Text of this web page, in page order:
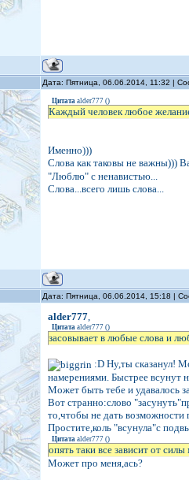
Дата: Пятница, 06.06.2014, 11:32 |
Цитата alder777 ()
Каждый человек любое
Именно)))
Слова как таковы не важны)))
"Люблю" с ненавистью...
Слова...всего лишь слова...
Дата: Пятница, 06.06.2014, 15:18 |
alder777,
Цитата alder777 ()
засовывает в любые слова и
:D Ну,ты сказанул!
намерениями. Быстрее всунут
Может быть тебе и удавалось
Вот странно:слово
то,чтобы не дать возможности
Простите,коль "всунула"с
Цитата alder777 ()
опять таки все зависит от
Может про меня,ась?